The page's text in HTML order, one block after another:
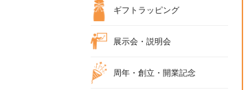
ギフトラッピング
展示会・説明会
周年・創立・開業記念